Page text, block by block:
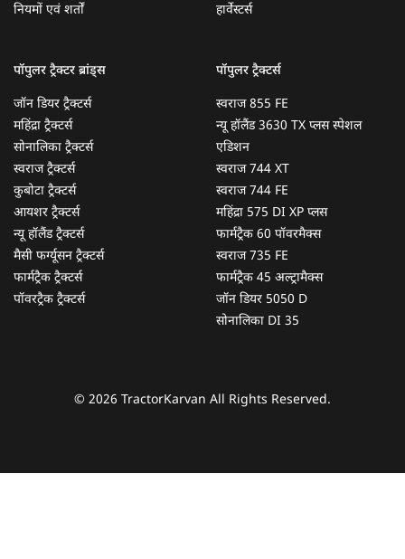
नियमों एवं शर्तों
हार्वेस्टर्स
पॉपुलर ट्रैक्टर ब्रांड्स
जॉन डियर ट्रैक्टर्स
महिंद्रा ट्रैक्टर्स
सोनालिका ट्रैक्टर्स
स्वराज ट्रैक्टर्स
कुबोटा ट्रैक्टर्स
आयशर ट्रैक्टर्स
न्यू हॉलैंड ट्रैक्टर्स
मैसी फर्ग्यूसन ट्रैक्टर्स
फार्मट्रैक ट्रैक्टर्स
पॉवरट्रैक ट्रैक्टर्स
पॉपुलर ट्रैक्टर्स
स्वराज 855 FE
न्यू हॉलैंड 3630 TX प्लस स्पेशल
एडिशन
स्वराज 744 XT
स्वराज 744 FE
महिंद्रा 575 DI XP प्लस
फार्मट्रैक 60 पॉवरमैक्स
स्वराज 735 FE
फार्मट्रैक 45 अल्ट्रामैक्स
जॉन डियर 5050 D
सोनालिका DI 35
© 2026 TractorKarvan All Rights Reserved.